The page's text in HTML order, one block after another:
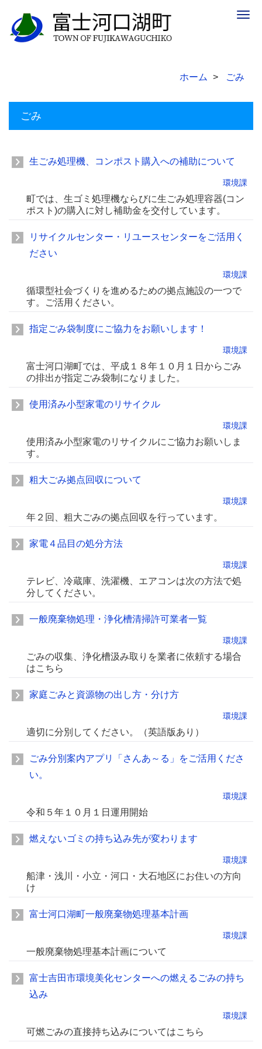
ホーム ごみ
ごみ
生ごみ処理機、コンポスト購入への補助について
環境課
町では、生ゴミ処理機ならびに生ごみ処理容器(コン
ポスト)の購入に対し補助金を交付しています。
リサイクルセンター・リユースセンターをご活用く
ださい
環境課
循環型社会づくりを進めるための拠点施設の一つで
す。ご活用ください。
指定ごみ袋制度にご協力をお願いします！
環境課
富士河口湖町では、平成１８年１０月１日からごみ
の排出が指定ごみ袋制になりました。
使用済み小型家電のリサイクル
環境課
使用済み小型家電のリサイクルにご協力お願いしま
す。
粗大ごみ拠点回収について
環境課
年２回、粗大ごみの拠点回収を行っています。
家電４品目の処分方法
環境課
テレビ、冷蔵庫、洗濯機、エアコンは次の方法で処
分してください。
一般廃棄物処理・浄化槽清掃許可業者一覧
環境課
ごみの収集、浄化槽汲み取りを業者に依頼する場合
はこちら
家庭ごみと資源物の出し方・分け方
環境課
適切に分別してください。（英語版あり）
ごみ分別案内アプリ「さんあ～る」をご活用くださ
い。
環境課
令和５年１０月１日運用開始
燃えないゴミの持ち込み先が変わります
環境課
船津・浅川・小立・河口・大石地区にお住いの方向
け
富士河口湖町一般廃棄物処理基本計画
環境課
一般廃棄物処理基本計画について
富士吉田市環境美化センターへの燃えるごみの持ち
込み
環境課
可燃ごみの直接持ち込みについてはこちら